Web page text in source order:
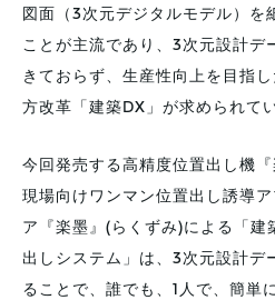
図面（3次元デジタルモデル）を
ことが主流であり、3次元設計デ
きておらず、生産性向上を目指
方改革「建築DX」が求められて
今回発売する高精度位置出し機
現場向けワンマン位置出し誘導
ア『楽墨』(らくずみ)による「建
出しシステム」は、3次元設計デ
ることで、誰でも、1人で、簡単